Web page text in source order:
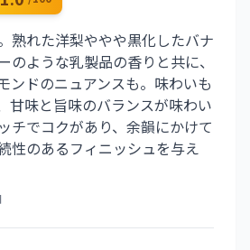
熟れた洋梨ややや黒化したバナ
のような乳製品の香りと共に、
ンドのニュアンスも。味わいも
甘味と旨味のバランスが味わい
チでコクがあり、余韻にかけて
性のあるフィニッシュを与え